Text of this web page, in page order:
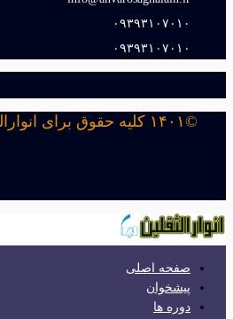
۰۹۳۹۳۱۰۷۰۱۰​
۰۹۳۹۳۱۰۷۰۱۰​
©۱۴۰۱ کلیه حقوق برای انوارالثقلین محفوظ است
صفحه اصلی
پیشخوان
دوره ها